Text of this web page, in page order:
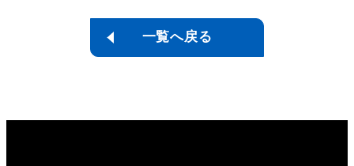
一覧へ戻る